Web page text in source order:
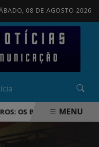
08 DE AGOSTO 2026
BASTIDORES DA MAIOR
MENU